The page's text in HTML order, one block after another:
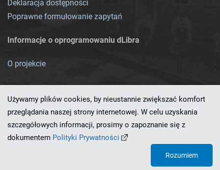
Deklaracja dostępności
Poprawne formułowanie zapytań
Informacje o oprogramowaniu dLibra
O projekcie
Ten serwis działa dzięki oprogramowaniu
Używamy plików cookies, by nieustannie zwiększać komfort
przeglądania naszej strony internetowej. W celu uzyskania
szczegółowych informacji, prosimy o zapoznanie się z
dokumentem Polityki Prywatności
Rozumiem